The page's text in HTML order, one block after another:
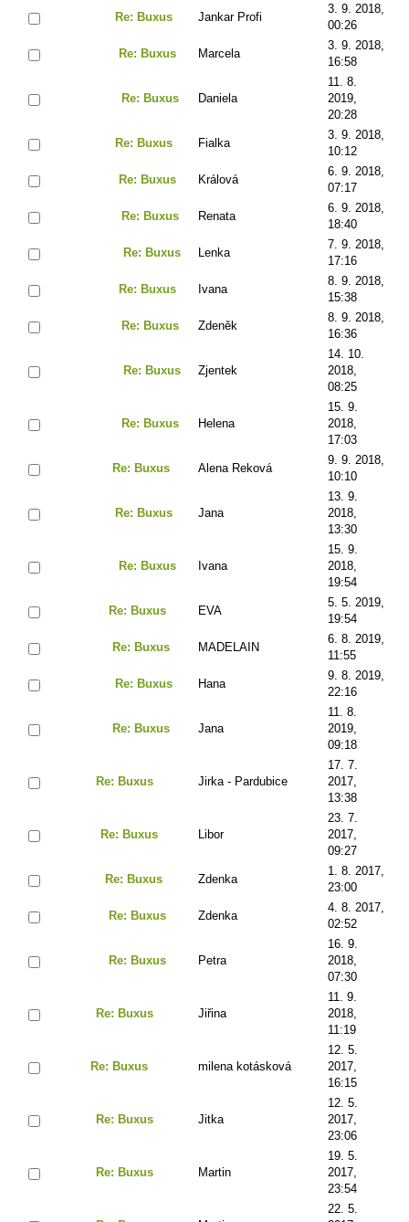
Re: Buxus Jankar Profi
3. 9. 2018,
00:26
Re: Buxus Marcela
3. 9. 2018,
16:58
Re: Buxus Daniela
11. 8.
2019,
20:28
Re: Buxus Fialka
3. 9. 2018,
10:12
Re: Buxus Králová
6. 9. 2018,
07:17
Re: Buxus Renata
6. 9. 2018,
18:40
Re: Buxus Lenka
7. 9. 2018,
17:16
Re: Buxus Ivana
8. 9. 2018,
15:38
Re: Buxus Zdeněk
8. 9. 2018,
16:36
Re: Buxus Zjentek
14. 10.
2018,
08:25
Re: Buxus Helena
15. 9.
2018,
17:03
Re: Buxus Alena Reková
9. 9. 2018,
10:10
Re: Buxus Jana
13. 9.
2018,
13:30
Re: Buxus Ivana
15. 9.
2018,
19:54
Re: Buxus EVA
5. 5. 2019,
19:54
Re: Buxus MADELAIN
6. 8. 2019,
11:55
Re: Buxus Hana
9. 8. 2019,
22:16
Re: Buxus Jana
11. 8.
2019,
09:18
Re: Buxus Jirka - Pardubice
17. 7.
2017,
13:38
Re: Buxus Libor
23. 7.
2017,
09:27
Re: Buxus Zdenka
1. 8. 2017,
23:00
Re: Buxus Zdenka
4. 8. 2017,
02:52
Re: Buxus Petra
16. 9.
2018,
07:30
Re: Buxus Jiřina
11. 9.
2018,
11:19
Re: Buxus milena kotásková
12. 5.
2017,
16:15
Re: Buxus Jitka
12. 5.
2017,
23:06
Re: Buxus Martin
19. 5.
2017,
23:54
22. 5.